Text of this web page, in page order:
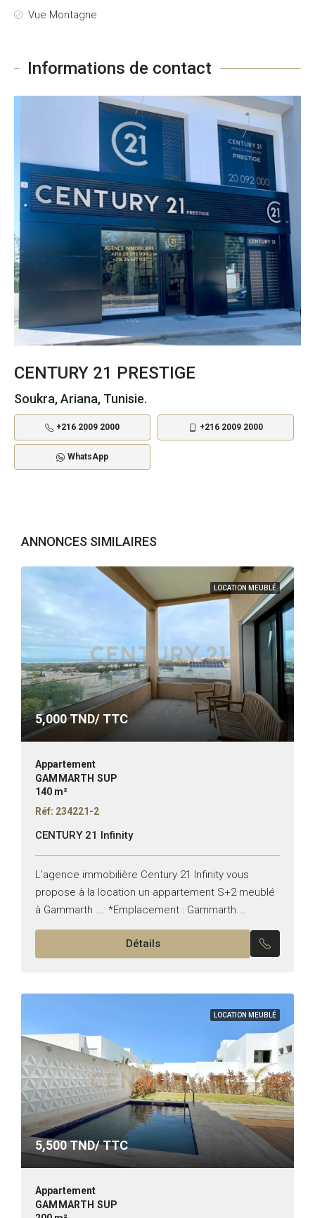
Vue Montagne
Informations de contact
CENTURY 21 PRESTIGE
Soukra, Ariana, Tunisie.
+216 2009 2000 +216 2009 2000
WhatsApp
ANNONCES SIMILAIRES
LOCATION MEUBLÉ
5,000TND/ TTC
Appartement
GAMMARTH SUP
140 m²
Réf: 234221-2
CENTURY 21 Infinity
L’agence immobilière Century 21 Infinity vous
propose à la location un appartement S+2 meublé
à Gammarth …. *Emplacement : Gammarth.
*Typologie: S+2 *État: Meublé . Il est composé de: -
Détails
LOCATION MEUBLÉ
5,500TND/ TTC
Appartement
GAMMARTH SUP